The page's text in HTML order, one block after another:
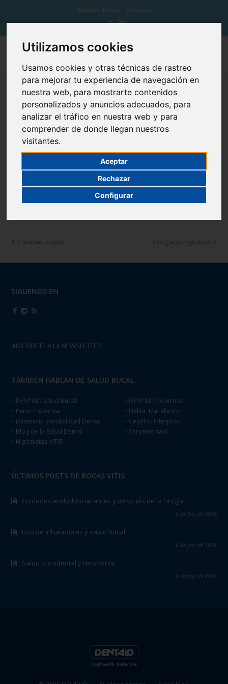
Utilizamos cookies
Usamos cookies y otras técnicas de rastreo
para mejorar tu experiencia de navegación en
nuestra web, para mostrarte contenidos
personalizados y anuncios adecuados, para
analizar el tráfico en nuestra web y para
comprender de donde llegan nuestros
visitantes.
Aceptar
Rechazar
Configurar
Quiénes Somos Contacto
Cemento
El cemento en odontología es un tejido duro, parecido al hueso,
que rodea la superficie externa de la raíz.
Está en contacto directo con unas fibras llamadas ligamento
periodontal (tejido que une el diente al hueso) que une este tejido
al hueso.
Cavidad pulpar Cirugía ortognática
SÍGUENOS EN
INSCRÍBETE A LA NEWSLETTER
TAMBIÉN HABLAN DE SALUD BUCAL
> DENTAID Salud Bucal
> Perio: Expertise
> Desensin: Sensibilidad Dental
> Blog de la Salud Dental
> Higienistas VITIS
> DENTAID Expertise
> Halita: Mal aliento
> Cepillos Interprox
> Xerosdentaid
ÚLTIMOS POSTS DE BOCAS VITIS
Cuidados endodoncia: antes y después de la cirugía
6 de July de 2026
Uso de inhaladores y salud bucal
6 de July de 2026
Salud bucodental y neumonía
6 de July de 2026